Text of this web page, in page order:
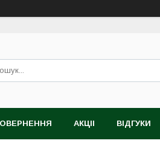
АКЦІІ ВІДГУКИ